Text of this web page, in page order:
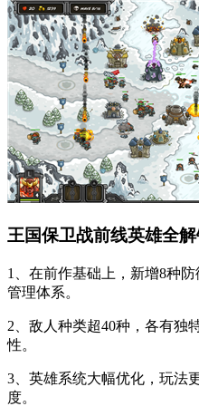
王国保卫战前线英雄全解
1、在前作基础上，新增8种
管理体系。
2、敌人种类超40种，各有独
性。
3、英雄系统大幅优化，玩法
度。